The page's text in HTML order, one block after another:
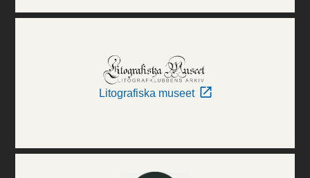
Litografiska museet